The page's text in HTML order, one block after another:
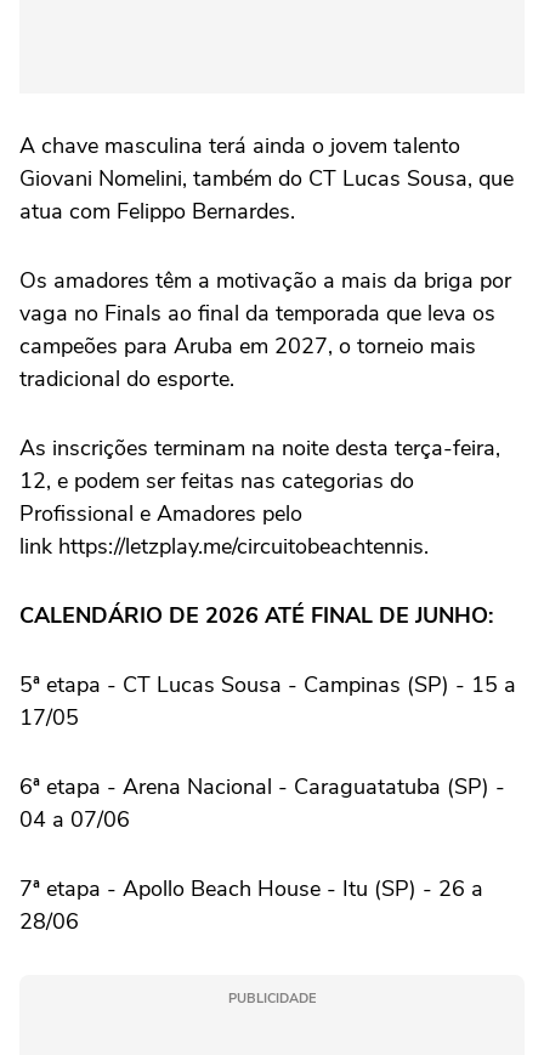
A chave masculina terá ainda o jovem talento
Giovani Nomelini, também do CT Lucas Sousa, que
atua com Felippo Bernardes.
Os amadores têm a motivação a mais da briga por
vaga no Finals ao final da temporada que leva os
campeões para Aruba em 2027, o torneio mais
tradicional do esporte.
As inscrições terminam na noite desta terça-feira,
12, e podem ser feitas nas categorias do
Profissional e Amadores pelo
link https://letzplay.me/circuitobeachtennis.
CALENDÁRIO DE 2026 ATÉ FINAL DE JUNHO:
5ª etapa - CT Lucas Sousa - Campinas (SP) - 15 a
17/05
6ª etapa - Arena Nacional - Caraguatatuba (SP) -
04 a 07/06
7ª etapa - Apollo Beach House - Itu (SP) - 26 a
28/06
PUBLICIDADE